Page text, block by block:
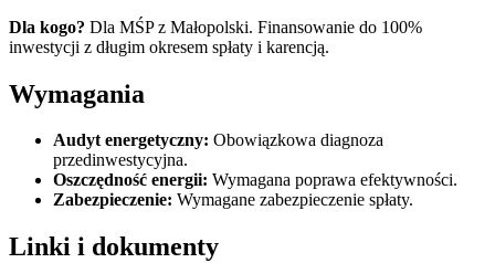
Dla kogo? Dla MŚP z Małopolski. Finansowanie do 100%
inwestycji z długim okresem spłaty i karencją.
Wymagania
Audyt energetyczny: Obowiązkowa diagnoza
przedinwestycyjna.
Oszczędność energii: Wymagana poprawa efektywności.
Zabezpieczenie: Wymagane zabezpieczenie spłaty.
Linki i dokumenty